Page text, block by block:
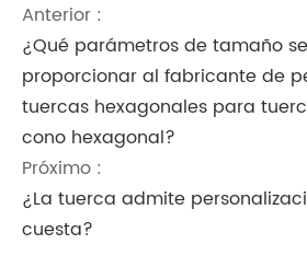
Anterior :
¿Qué parámetros de tamaño
proporcionar al fabricante de
tuercas hexagonales para
cono hexagonal?
Próximo :
¿La tuerca admite
cuesta?